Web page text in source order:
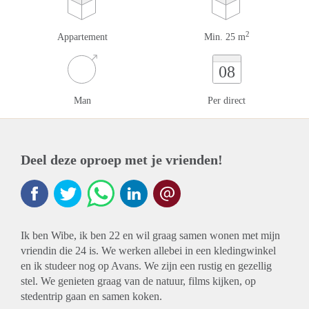
Appartement Min. 25 m2
Man
08
Per direct
Deel deze oproep met je vrienden!
Ik ben Wibe, ik ben 22 en wil graag samen wonen met mijn
vriendin die 24 is. We werken allebei in een kledingwinkel
en ik studeer nog op Avans. We zijn een rustig en gezellig
stel. We genieten graag van de natuur, films kijken, op
stedentrip gaan en samen koken.